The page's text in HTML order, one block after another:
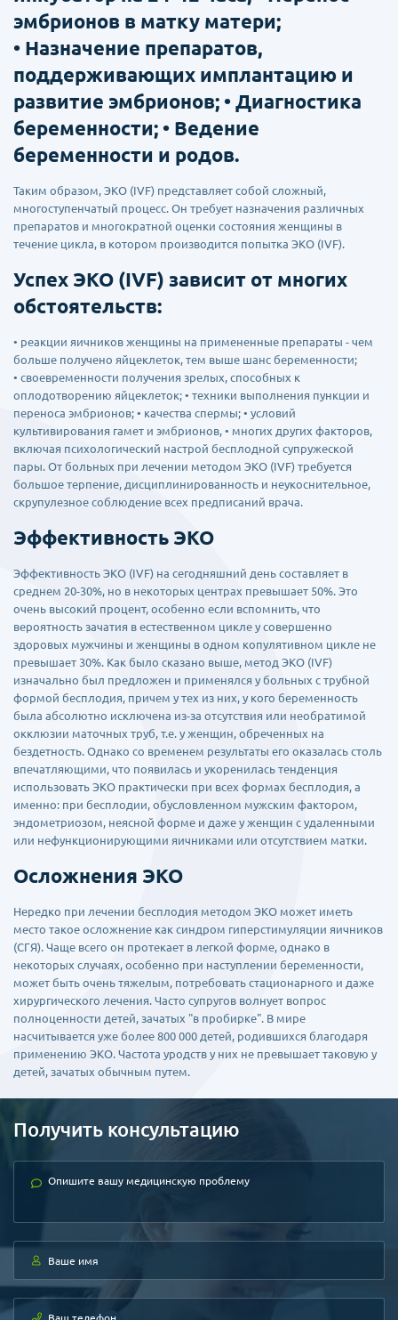
эмбрионов в матку матери;
• Назначение препаратов,
поддерживающих имплантацию и
развитие эмбрионов; • Диагностика
беременности; • Ведение
беременности и родов.
Таким образом, ЭКО (IVF) представляет собой сложный,
многоступенчатый процесс. Он требует назначения различных
препаратов и многократной оценки состояния женщины в
течение цикла, в котором производится попытка ЭКО (IVF).
Успех ЭКО (IVF) зависит от многих
обстоятельств:
• реакции яичников женщины на примененные препараты - чем
больше получено яйцеклеток, тем выше шанс беременности;
• своевременности получения зрелых, способных к
оплодотворению яйцеклеток; • техники выполнения пункции и
переноса эмбрионов; • качества спермы; • условий
культивирования гамет и эмбрионов, • многих других факторов,
включая психологический настрой бесплодной супружеской
пары. От больных при лечении методом ЭКО (IVF) требуется
большое терпение, дисциплинированность и неукоснительное,
скрупулезное соблюдение всех предписаний врача.
Эффективность ЭКО
Эффективность ЭКО (IVF) на сегодняшний день составляет в
среднем 20-30%, но в некоторых центрах превышает 50%. Это
очень высокий процент, особенно если вспомнить, что
вероятность зачатия в естественном цикле у совершенно
здоровых мужчины и женщины в одном копулятивном цикле не
превышает 30%. Как было сказано выше, метод ЭКО (IVF)
изначально был предложен и применялся у больных с трубной
формой бесплодия, причем у тех из них, у кого беременность
была абсолютно исключена из-за отсутствия или необратимой
окклюзии маточных труб, т.е. у женщин, обреченных на
бездетность. Однако со временем результаты его оказалась столь
впечатляющими, что появилась и укоренилась тенденция
использовать ЭКО практически при всех формах бесплодия, а
именно: при бесплодии, обусловленном мужским фактором,
эндометриозом, неясной форме и даже у женщин с удаленными
или нефункционирующими яичниками или отсутствием матки.
Осложнения ЭКО
Нередко при лечении бесплодия методом ЭКО может иметь
место такое осложнение как синдром гиперстимуляции яичников
(СГЯ). Чаще всего он протекает в легкой форме, однако в
некоторых случаях, особенно при наступлении беременности,
может быть очень тяжелым, потребовать стационарного и даже
хирургического лечения. Часто супругов волнует вопрос
полноценности детей, зачатых "в пробирке". В мире
насчитывается уже более 800 000 детей, родившихся благодаря
применению ЭКО. Частота уродств у них не превышает таковую у
детей, зачатых обычным путем.
Получить консультацию